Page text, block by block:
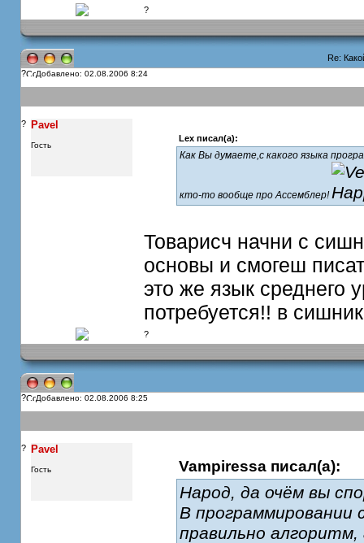
?
Re:
?
Добавлено: 02.08.2006 8:24
? Pavel
Гость
Lex писал(а):
Как Вы думаете,с какого языка
кто-то вообще про Ассемблер!
Товарисч начни с
основы и смогеш
это же язык среднего
потребуется!! в
?
? Добавлено: 02.08.2006 8:25
? Pavel
Гость Vampiressa писал(а):
Народ, да очём вы
В программировании
правильно